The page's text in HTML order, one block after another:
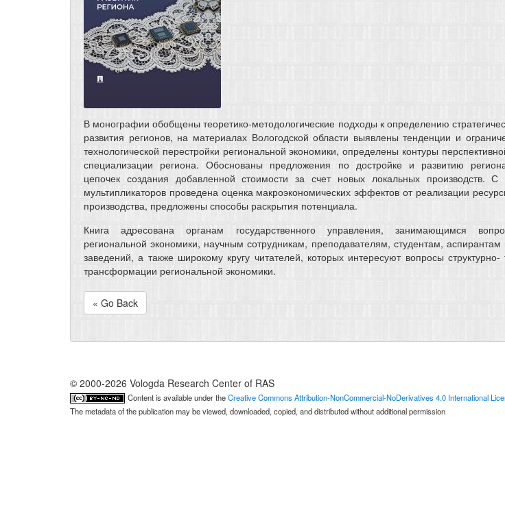
В монографии обобщены теоретико-методологические подходы к определению
развития регионов, на материалах Вологодской области выявлены тенденции и
технологической перестройки региональной экономики, определены контуры
специализации региона. Обоснованы предложения по достройке и развитию
цепочек создания добавленной стоимости за счет новых локальных производств. С
мультипликаторов проведена оценка макроэкономических эффектов от реализации
производства, предложены способы раскрытия потенциала.
Книга адресована органам государственного управления, занимающимся
региональной экономики, научным сотрудникам, преподавателям, студентам,
заведений, а также широкому кругу читателей, которых интересуют вопросы структурно-
трансформации региональной экономики.
« Go Back
© 2000-2026 Vologda Research Center of RAS
Content is available under theCreative Commons Attribution-NonCommercial-NoDerivatives 4.0 International
The metadata of the publication may be viewed, downloaded, copied, and distributed without additional permission